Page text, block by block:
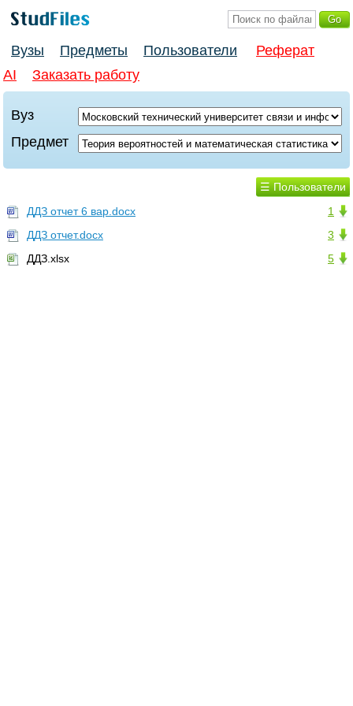
Вузы Предметы Пользователи
Реферат
AI
Заказать работу
Вуз
Предмет
☰ Пользователи
1
ДДЗ отчет 6 вар.docx
3
ДДЗ отчет.docx
5
ДДЗ.xlsx